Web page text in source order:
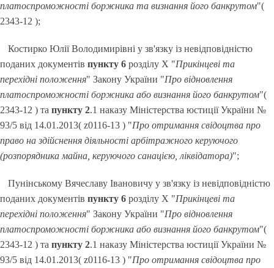
платоспроможності боржника та визнання його банкрутом"(
2343-12 );
Костирко Юлії Володимирівні у зв'язку із невідповідністю
поданих документів пункту 6 розділу X "Прикінцеві та
перехідні положення" Закону України "Про відновлення
платоспроможності боржника або визнання його банкрутом"(
2343-12 ) та пункту 2.1 наказу Міністерства юстиції України №
93/5 від 14.01.2013( z0116-13 ) "Про отримання свідоцтва про
право на здійснення діяльності арбітражного керуючого
(розпорядника майна, керуючого санацією, ліквідатора)";
Пунінському Вячеславу Івановичу у зв'язку із невідповідністю
поданих документів пункту 6 розділу X "Прикінцеві та
перехідні положення" Закону України "Про відновлення
платоспроможності боржника або визнання його банкрутом"(
2343-12 ) та пункту 2.1 наказу Міністерства юстиції України №
93/5 від 14.01.2013( z0116-13 ) "Про отримання свідоцтва про